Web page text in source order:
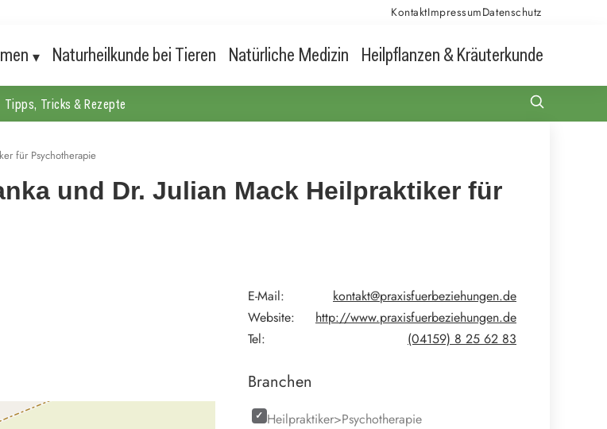
KontaktImpressumDatenschutz
Naturheilkunde bei Tieren Natürliche Medizin Heilpflanzen & Kräuterkunde
Tipps, Tricks & Rezepte
für Psychotherapie
und Dr. Julian Mack Heilpraktiker für
E-Mail:
kontakt@praxisfuerbeziehungen.de
Website:
http://www.praxisfuerbeziehungen.de
Tel:
(04159) 8 25 62 83
Branchen
Heilpraktiker>Psychotherapie